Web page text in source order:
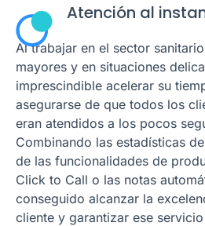
Atención al
Al trabajar en el sector
mayores y en situaciones
imprescindible acelerar su
asegurarse de que todos los
eran atendidos a los pocos
Combinando las estadísticas
de las funcionalidades de
Click to Call o las notas
conseguido alcanzar la
cliente y garantizar ese